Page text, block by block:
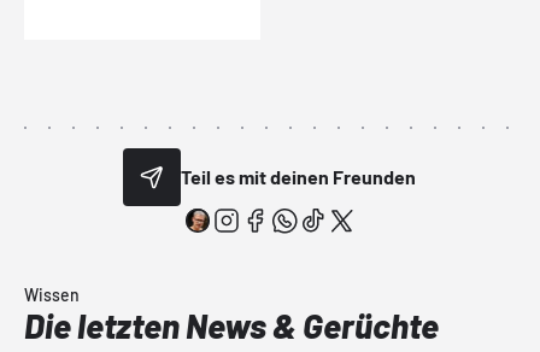
Teil es mit deinen Freunden
Wissen
Die letzten News & Gerüchte